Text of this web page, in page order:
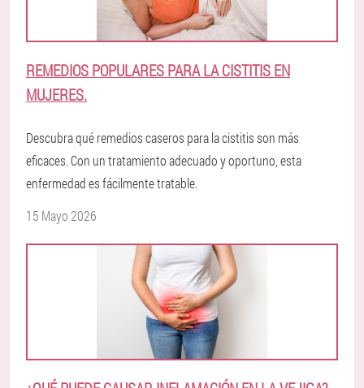
REMEDIOS POPULARES PARA LA CISTITIS EN
MUJERES.
Descubra qué remedios caseros para la cistitis son más
eficaces. Con un tratamiento adecuado y oportuno, esta
enfermedad es fácilmente tratable.
15 Mayo 2026